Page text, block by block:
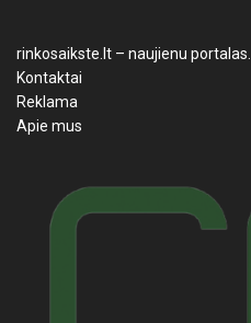
rinkosaikste.lt – naujienu portalas.
Kontaktai
Reklama
Apie mus